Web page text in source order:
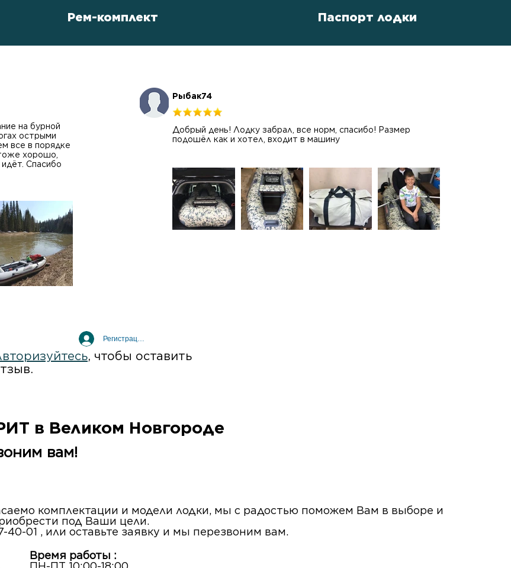
Рем-комплект Паспорт лодки
на бурной
острыми
все в порядке
хорошо,
Спасибо
Рыбак74
Добрый день! Лодку забрал, все норм, спасибо! Размер
подошёл как и хотел, входит в машину
Регистрация / Вход
, чтобы оставить
в Великом Новгороде
вам!
комплектации и модели лодки, мы с радостью поможем Вам в выборе и
под Ваши цели.
40-01 , или оставьте заявку и мы перезвоним вам.
Время работы :